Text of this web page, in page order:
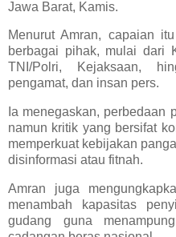
Jawa Barat, Kamis.
Menurut Amran, capaian
berbagai pihak, mulai dari
TNI/Polri, Kejaksaan,
pengamat, dan insan pers.
Ia menegaskan, perbedaan
namun kritik yang bersifat
memperkuat kebijakan
disinformasi atau fitnah.
Amran juga
menambah kapasitas
gudang guna